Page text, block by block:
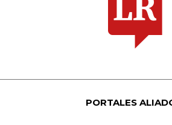
PORTALES